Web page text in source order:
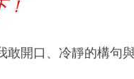
！
敢開口、冷靜的構句